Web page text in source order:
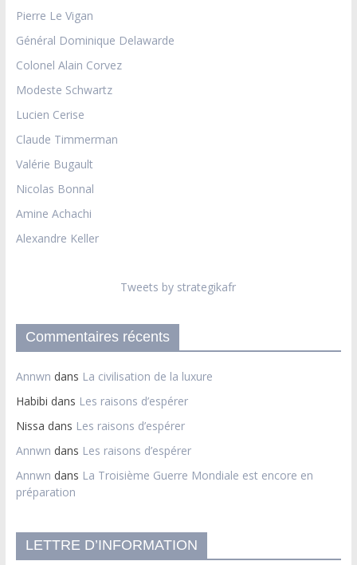
Pierre Le Vigan
Général Dominique Delawarde
Colonel Alain Corvez
Modeste Schwartz
Lucien Cerise
Claude Timmerman
Valérie Bugault
Nicolas Bonnal
Amine Achachi
Alexandre Keller
Tweets by strategikafr
Commentaires récents
Annwn dans La civilisation de la luxure
Habibi dans Les raisons d’espérer
Nissa dans Les raisons d’espérer
Annwn dans Les raisons d’espérer
Annwn dans La Troisième Guerre Mondiale est encore en
préparation
LETTRE D’INFORMATION